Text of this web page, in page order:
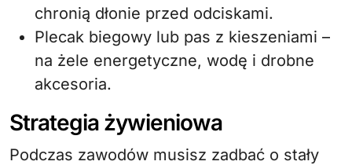
chronią dłonie przed odciskami.
Plecak biegowy lub pas z kieszeniami –
na żele energetyczne, wodę i drobne
akcesoria.
Strategia żywieniowa
Podczas zawodów musisz zadbać o stały